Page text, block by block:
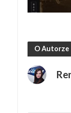
O Autorze